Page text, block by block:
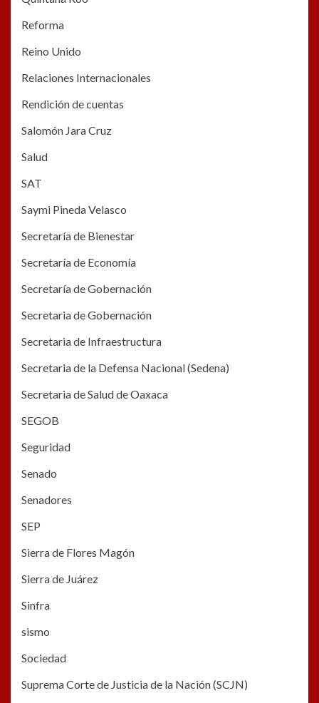
Reforma
Reino Unido
Relaciones Internacionales
Rendición de cuentas
Salomón Jara Cruz
Salud
SAT
Saymi Pineda Velasco
Secretaría de Bienestar
Secretaría de Economía
Secretaría de Gobernación
Secretaria de Gobernación
Secretaria de Infraestructura
Secretaria de la Defensa Nacional (Sedena)
Secretaria de Salud de Oaxaca
SEGOB
Seguridad
Senado
Senadores
SEP
Sierra de Flores Magón
Sierra de Juárez
Sinfra
sismo
Sociedad
Suprema Corte de Justicia de la Nación (SCJN)